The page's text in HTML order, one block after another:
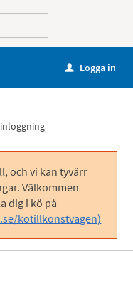
u Logga in
och vi kan tyvärr
Välkommen
dig i kö på
kotillkonstvagen)